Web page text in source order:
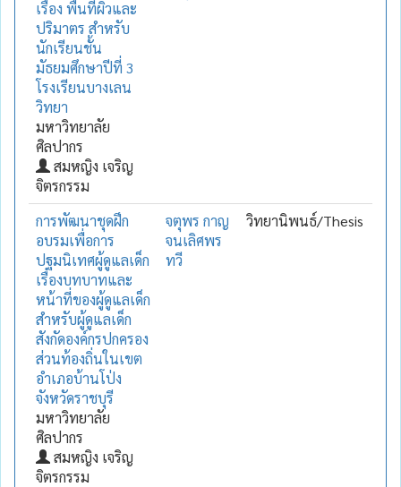
เรื่อง พื้นที่ผิวและ
ปริมาตร สำหรับ
นักเรียนชั้น
มัธยมศึกษาปีที่ 3
โรงเรียนบางเลน
วิทยา
มหาวิทยาลัย
ศิลปากร
สมหญิง เจริญ
จิตรกรรม
การพัฒนาชุดฝึก
อบรมเพื่อการ
ปฐมนิเทศผู้ดูแลเด็ก
เรื่องบทบาทและ
หน้าที่ของผู้ดูแลเด็ก
สำหรับผู้ดูแลเด็ก
สังกัดองค์กรปกครอง
ส่วนท้องถิ่นในเขต
อำเภอบ้านโป่ง
จังหวัดราชบุรี
มหาวิทยาลัย
ศิลปากร
สมหญิง เจริญ
จิตรกรรม
จตุพร กาญ
จนเลิศพร
ทวี
วิทยานิพนธ์/Thesis